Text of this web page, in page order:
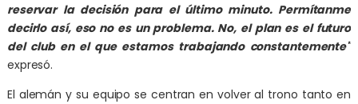
reservar la decisión para el último minuto. Permítanme
decirlo así, eso no es un problema. No, el plan es el futuro
del club en el que estamos trabajando constantemente"
expresó.
El alemán y su equipo se centran en volver al trono tanto en